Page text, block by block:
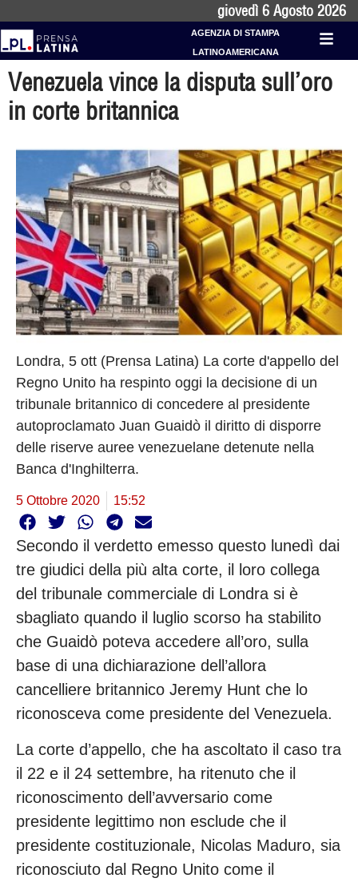
giovedì 6 Agosto 2026
AGENZIA DI STAMPA
LATINOAMERICANA
Venezuela vince la disputa sull’oro
in corte britannica
Londra, 5 ott (Prensa Latina) La corte d'appello del
Regno Unito ha respinto oggi la decisione di un
tribunale britannico di concedere al presidente
autoproclamato Juan Guaidò il diritto di disporre
delle riserve auree venezuelane detenute nella
Banca d'Inghilterra.
5 Ottobre 2020 15:52
Secondo il verdetto emesso questo lunedì dai
tre giudici della più alta corte, il loro collega
del tribunale commerciale di Londra si è
sbagliato quando il luglio scorso ha stabilito
che Guaidò poteva accedere all’oro, sulla
base di una dichiarazione dell’allora
cancelliere britannico Jeremy Hunt che lo
riconosceva come presidente del Venezuela.
La corte d’appello, che ha ascoltato il caso tra
il 22 e il 24 settembre, ha ritenuto che il
riconoscimento dell’avversario come
presidente legittimo non esclude che il
presidente costituzionale, Nicolas Maduro, sia
riconosciuto dal Regno Unito come il